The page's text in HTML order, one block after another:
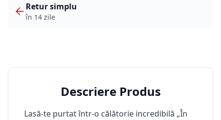
Retur simplu
în 14 zile
Descriere Produs
Lasă-te purtat într-o călătorie incredibilă „În